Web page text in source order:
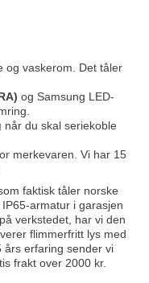
og vaskerom. Det tåler
og Samsung LED-
når du skal seriekoble
merkevaren. Vi har 15
faktisk tåler norske
armatur i garasjen
verkstedet, har vi den
flimmerfritt lys med
års erfaring sender vi
frakt over 2000 kr.